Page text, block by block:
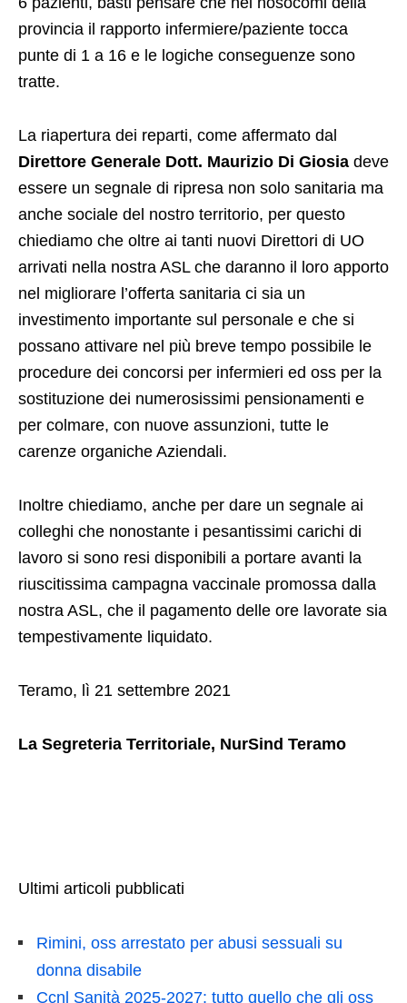
provincia il rapporto infermiere/paziente tocca
punte di 1 a 16 e le logiche conseguenze sono
tratte.
La riapertura dei reparti, come affermato dal
Direttore Generale Dott. Maurizio Di Giosia deve
essere un segnale di ripresa non solo sanitaria ma
anche sociale del nostro territorio, per questo
chiediamo che oltre ai tanti nuovi Direttori di UO
arrivati nella nostra ASL che daranno il loro apporto
nel migliorare l’offerta sanitaria ci sia un
investimento importante sul personale e che si
possano attivare nel più breve tempo possibile le
procedure dei concorsi per infermieri ed oss per la
sostituzione dei numerosissimi pensionamenti e
per colmare, con nuove assunzioni, tutte le
carenze organiche Aziendali.
Inoltre chiediamo, anche per dare un segnale ai
colleghi che nonostante i pesantissimi carichi di
lavoro si sono resi disponibili a portare avanti la
riuscitissima campagna vaccinale promossa dalla
nostra ASL, che il pagamento delle ore lavorate sia
tempestivamente liquidato.
Teramo, lì 21 settembre 2021
La Segreteria Territoriale, NurSind Teramo
Ultimi articoli pubblicati
Rimini, oss arrestato per abusi sessuali su
donna disabile
Ccnl Sanità 2025-2027: tutto quello che gli oss